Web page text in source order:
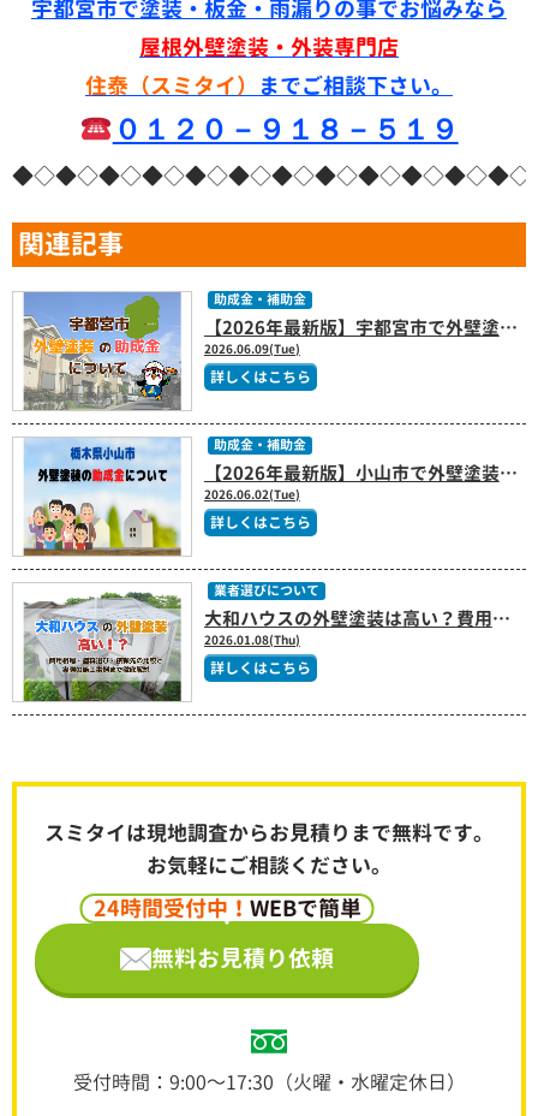
宇都宮市で塗装・板金・雨漏りの事でお悩みなら
屋根外壁塗装・外装専門店
住泰（スミタイ） までご相談下さい。
０１２０－９１８－５１９
関連記事
【2026年最新版】宇都宮市で外壁塗装の補助金は使える？令和8年度住宅改修補助制度を解説
2026.06.09(Tue)
詳しくはこちら
助成金・補助金
【2026年最新版】小山市で外壁塗装の助成金はある？補助金制度と費用を抑えるポイントを解説
2026.06.02(Tue)
詳しくはこちら
助成金・補助金
大和ハウスの外壁塗装は高い？費用相場・塗料選び・依頼先の比較と実際の施工事例まで徹底解説
2026.01.08(Thu)
詳しくはこちら
業者選びについて
スミタイは現地調査からお見積りまで無料です。
お気軽にご相談ください。
24時間受付中！ WEBで簡単
無料お見積り依頼
受付時間：9:00～17:30（火曜・水曜定休日）